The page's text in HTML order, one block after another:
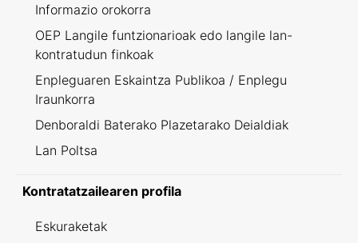
Informazio orokorra
OEP Langile funtzionarioak edo langile lan-
kontratudun finkoak
Enpleguaren Eskaintza Publikoa / Enplegu
Iraunkorra
Denboraldi Baterako Plazetarako Deialdiak
Lan Poltsa
Kontratatzailearen profila
Eskuraketak